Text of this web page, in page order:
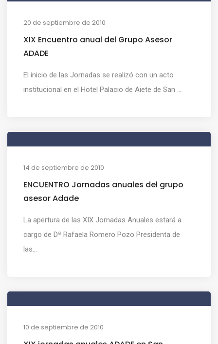
20 de septiembre de 2010
XIX Encuentro anual del Grupo Asesor
ADADE
El inicio de las Jornadas se realizó con un acto
institucional en el Hotel Palacio de Aiete de San ...
14 de septiembre de 2010
ENCUENTRO Jornadas anuales del grupo
asesor Adade
La apertura de las XIX Jornadas Anuales estará a
cargo de Dª Rafaela Romero Pozo Presidenta de
las...
10 de septiembre de 2010